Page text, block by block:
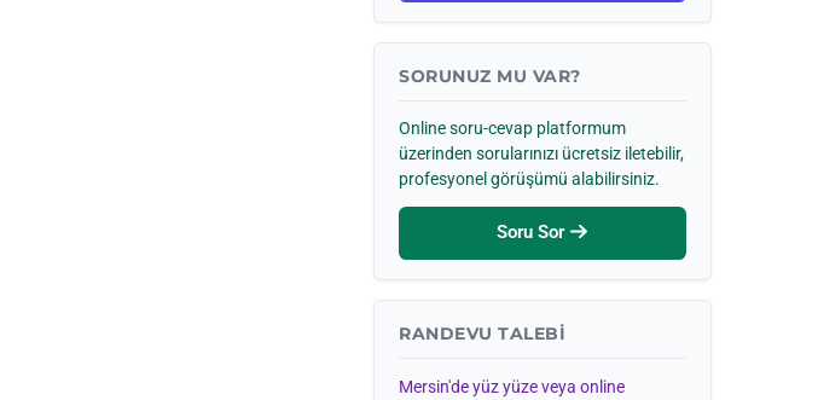
SORUNUZ MU VAR?
Online soru-cevap platformum
üzerinden sorularınızı ücretsiz iletebilir,
profesyonel görüşümü alabilirsiniz.
Soru Sor
RANDEVU TALEBI
Mersin'de yüz yüze veya online